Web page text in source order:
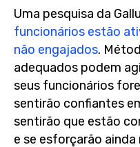
Uma pesquisa da
funcionários estão
não engajados.
adequados podem
seus funcionários
sentirão confiantes
sentirão que estão
e se esforçarão